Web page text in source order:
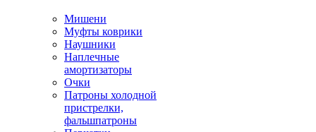
Мишени
Муфты коврики
Наушники
Наплечные
амортизаторы
Очки
Патроны холодной
пристрелки,
фальшпатроны